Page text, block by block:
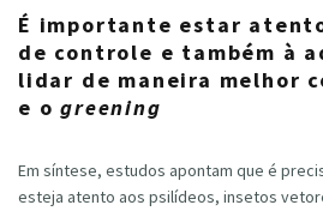
É importante estar
de controle e também à
lidar de maneira melhor
e ogreening
Em síntese, estudos apontam que é
esteja atento aos psilídeos, insetos